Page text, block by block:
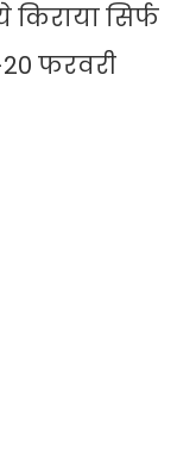
सिर्फ
फरवरी